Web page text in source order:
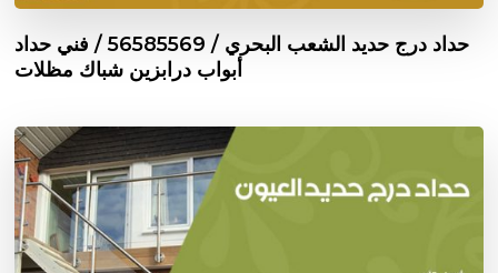
حداد درج حديد الشعب البحري / 56585569 / فني حداد
أبواب درابزين شباك مظلات